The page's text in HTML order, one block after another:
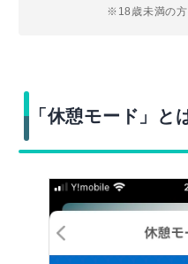
※18歳未満の方
「休憩モード」と